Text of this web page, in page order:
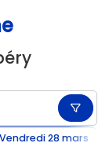
vendredi 28 mars